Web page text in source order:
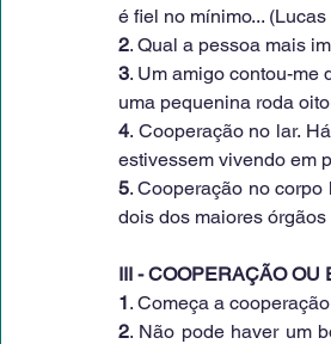
é fiel no mínimo... (Lucas
2. Qual a pessoa mais
3. Um amigo contou-me
uma pequenina roda
4. Cooperação no lar.
estivessem vivendo em
5. Cooperação no
dois dos maiores
III - COOPERAÇÃO
1. Começa a
2. Não pode haver um